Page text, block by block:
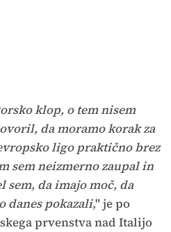
klop, o tem nisem
da moramo korak za
ligo praktično brez
sem neizmerno zaupal in
da imajo moč, da
danes pokazali," je po
prvenstva nad Italijo